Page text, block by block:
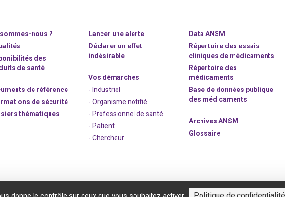
sommes-nous ?
des
de santé
de référence
de sécurité
thématiques
Lancer une alerte
Déclarer un effet
indésirable
Vos démarches
- Industriel
- Organisme notifié
- Professionnel de santé
- Patient
- Chercheur
Data ANSM
Répertoire des essais
cliniques de médicaments
Répertoire des
médicaments
Base de données publique
des médicaments
Archives ANSM
Glossaire
ANSM.SANTE.FR